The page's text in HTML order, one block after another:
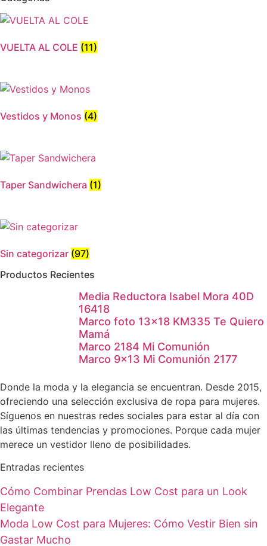
en
VUELTA AL COLE (11)
Vestidos y Monos (4)
Taper Sandwichera (1)
Sin categorizar (97)
Productos Recientes
Media Reductora Isabel Mora 40D
16418
Marco foto 13×18 KM335 Te Quiero
Mamá
Marco 2184 Mi Comunión
Marco 9×13 Mi Comunión 2177
Donde la moda y la elegancia se encuentran. Desde 2015,
ofreciendo una selección exclusiva de ropa para mujeres.
Síguenos en nuestras redes sociales para estar al día con
las últimas tendencias y promociones. Porque cada mujer
merece un vestidor lleno de posibilidades.
Entradas recientes
Cómo Combinar Prendas Low Cost para un Look
Elegante
Moda Low Cost para Mujeres: Cómo Vestir Bien sin
Gastar Mucho